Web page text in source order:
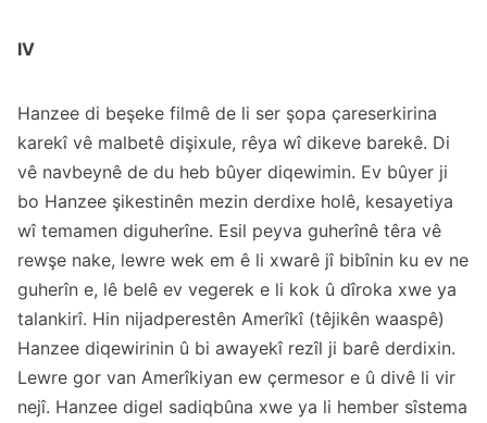
IV
Hanzee di beşeke filmê de li ser şopa çareserkirina
karekî vê malbetê dişixule, rêya wî dikeve barekê. Di
vê navbeynê de du heb bûyer diqewimin. Ev bûyer ji
bo Hanzee şikestinên mezin derdixe holê, kesayetiya
wî temamen diguherîne. Esil peyva guherînê têra vê
rewşe nake, lewre wek em ê li xwarê jî bibînin ku ev ne
guherîn e, lê belê ev vegerek e li kok û dîroka xwe ya
talankirî. Hin nijadperestên Amerîkî (têjikên waaspê)
Hanzee diqewirinin û bi awayekî rezîl ji barê derdixin.
Lewre gor van Amerîkiyan ew çermesor e û divê li vir
nejî. Hanzee digel sadiqbûna xwe ya li hember sîstema